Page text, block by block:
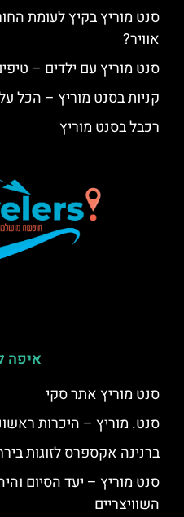
סנט מוריץ בקיץ לעומת
אוויר?
סנט מוריץ עם ילדים –
קניות בסנט מוריץ – הכל
רכבל בסנט מוריץ
איפה
סנט מוריץ אתר סקי
סנט. מוריץ – היכרות
ברנינה אקספרס לזוגות
סנט מוריץ – יעד הסיום
השוויצריים